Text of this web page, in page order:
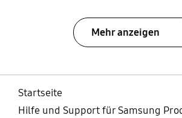
Mehr anzeigen
Startseite
Hilfe und Support für Samsung